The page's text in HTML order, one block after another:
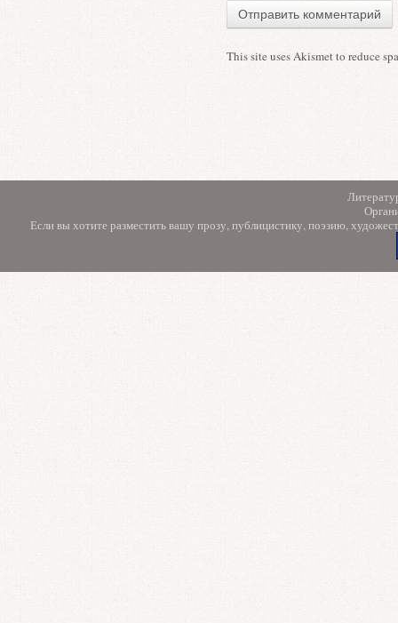
This site uses Akismet to reduce
Если вы хотите разместить вашу прозу, публицистику, поэзию,